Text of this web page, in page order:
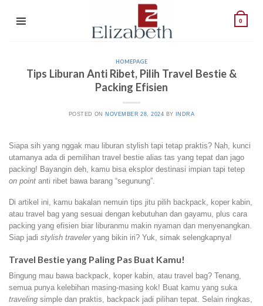
0
HOMEPAGE
Tips Liburan Anti Ribet, Pilih Travel Bestie &
Packing Efisien
POSTED ON NOVEMBER 28, 2024 BY INDRA
Siapa sih yang nggak mau liburan stylish tapi tetap praktis? Nah, kunci
utamanya ada di pemilihan travel bestie alias tas yang tepat dan jago
packing! Bayangin deh, kamu bisa eksplor destinasi impian tapi tetep
on point anti ribet bawa barang “segunung”.
Di artikel ini, kamu bakalan nemuin tips jitu pilih backpack, koper kabin,
atau travel bag yang sesuai dengan kebutuhan dan gayamu, plus cara
packing yang efisien biar liburanmu makin nyaman dan menyenangkan.
Siap jadi stylish traveleryang bikin iri? Yuk, simak selengkapnya!
Travel Bestie yang Paling Pas Buat Kamu!
Bingung mau bawa backpack, koper kabin, atau travel bag? Tenang,
semua punya kelebihan masing-masing kok! Buat kamu yang suka
traveling simple dan praktis, backpack jadi pilihan tepat. Selain ringkas,